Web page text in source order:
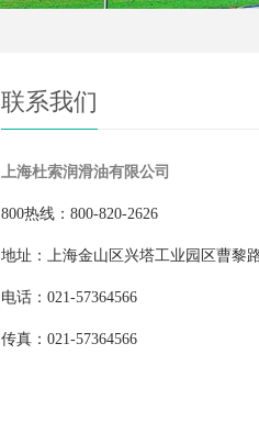
联系我们
上海杜索润滑油有限公司
800热线：800-820-2626
地址：上海金山区兴塔工业园区曹黎
电话：021-57364566
传真：021-57364566